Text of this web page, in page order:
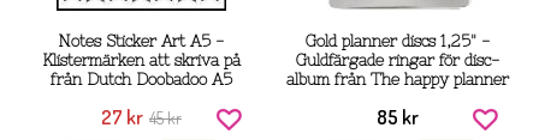
Notes Sticker Art A5 -
Klistermärken att skriva på
från Dutch Doobadoo A5
27 kr 45 kr
Gold planner discs 1,25" -
Guldfärgade ringar för disc-
album från The happy planner
85 kr